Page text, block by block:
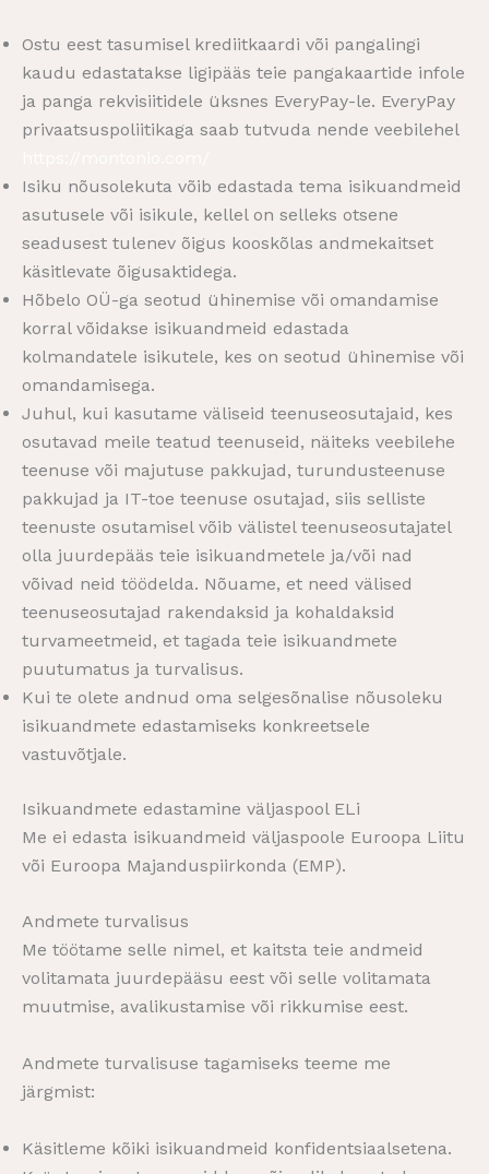
Ostu eest tasumisel krediitkaardi või pangalingi
kaudu edastatakse ligipääs teie pangakaartide infole
ja panga rekvisiitidele üksnes EveryPay-le. EveryPay
privaatsuspoliitikaga saab tutvuda nende veebilehel
Isiku nõusolekuta võib edastada tema isikuandmeid
asutusele või isikule, kellel on selleks otsene
seadusest tulenev õigus kooskõlas andmekaitset
käsitlevate õigusaktidega.
Hõbelo OÜ-ga seotud ühinemise või omandamise
korral võidakse isikuandmeid edastada
kolmandatele isikutele, kes on seotud ühinemise või
omandamisega.
Juhul, kui kasutame väliseid teenuseosutajaid, kes
osutavad meile teatud teenuseid, näiteks veebilehe
teenuse või majutuse pakkujad, turundusteenuse
pakkujad ja IT-toe teenuse osutajad, siis selliste
teenuste osutamisel võib välistel teenuseosutajatel
olla juurdepääs teie isikuandmetele ja/või nad
võivad neid töödelda. Nõuame, et need välised
teenuseosutajad rakendaksid ja kohaldaksid
turvameetmeid, et tagada teie isikuandmete
puutumatus ja turvalisus.
Kui te olete andnud oma selgesõnalise nõusoleku
isikuandmete edastamiseks konkreetsele
vastuvõtjale.
Isikuandmete edastamine väljaspool ELi
Me ei edasta isikuandmeid väljaspoole Euroopa Liitu
või Euroopa Majanduspiirkonda (EMP).
Andmete turvalisus
Me töötame selle nimel, et kaitsta teie andmeid
volitamata juurdepääsu eest või selle volitamata
muutmise, avalikustamise või rikkumise eest.
Andmete turvalisuse tagamiseks teeme me
järgmist:
Käsitleme kõiki isikuandmeid konfidentsiaalsetena.